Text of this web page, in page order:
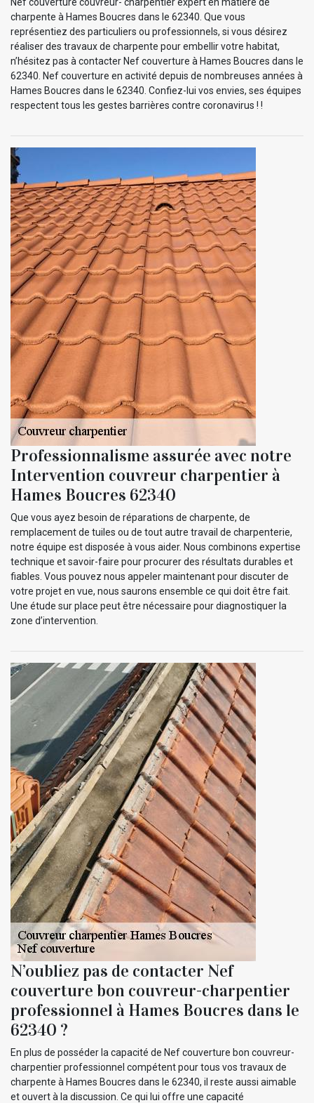
charpente à Hames Boucres dans le 62340. Que vous
représentiez des particuliers ou professionnels, si vous désirez
réaliser des travaux de charpente pour embellir votre habitat,
n’hésitez pas à contacter Nef couverture à Hames Boucres dans le
62340. Nef couverture en activité depuis de nombreuses années à
Hames Boucres dans le 62340. Confiez-lui vos envies, ses équipes
respectent tous les gestes barrières contre coronavirus ! !
Professionnalisme assurée avec notre
Intervention couvreur charpentier à
Hames Boucres 62340
Que vous ayez besoin de réparations de charpente, de
remplacement de tuiles ou de tout autre travail de charpenterie,
notre équipe est disposée à vous aider. Nous combinons expertise
technique et savoir-faire pour procurer des résultats durables et
fiables. Vous pouvez nous appeler maintenant pour discuter de
votre projet en vue, nous saurons ensemble ce qui doit être fait.
Une étude sur place peut être nécessaire pour diagnostiquer la
zone d’intervention.
N’oubliez pas de contacter Nef
couverture bon couvreur-charpentier
professionnel à Hames Boucres dans le
62340 ?
En plus de posséder la capacité de Nef couverture bon couvreur-
charpentier professionnel compétent pour tous vos travaux de
charpente à Hames Boucres dans le 62340, il reste aussi aimable
et ouvert à la discussion. Ce qui lui offre une capacité